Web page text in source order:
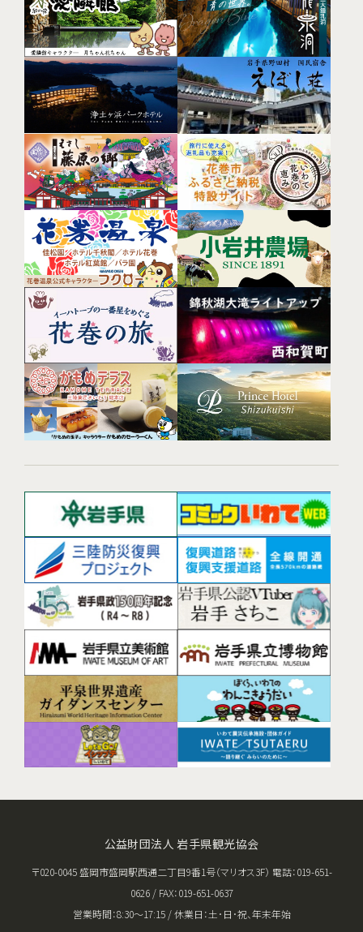
公益財団法人 岩手県観光協会
〒020-0045 盛岡市盛岡駅西通二丁目9番1号（マリオス3F） 電話：019-651-
0626 / FAX：019-651-0637
営業時間：8:30〜17:15 / 休業日：土･日･祝、年末年始